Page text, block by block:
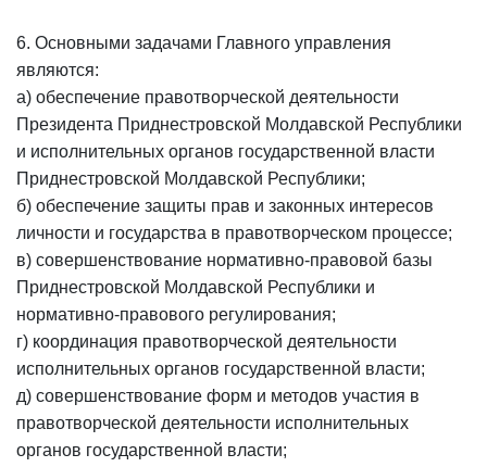
6. Основными задачами Главного управления
являются:
а) обеспечение правотворческой деятельности
Президента Приднестровской Молдавской Республики
и исполнительных органов государственной власти
Приднестровской Молдавской Республики;
б) обеспечение защиты прав и законных интересов
личности и государства в правотворческом процессе;
в) совершенствование нормативно-правовой базы
Приднестровской Молдавской Республики и
нормативно-правового регулирования;
г) координация правотворческой деятельности
исполнительных органов государственной власти;
д) совершенствование форм и методов участия в
правотворческой деятельности исполнительных
органов государственной власти;